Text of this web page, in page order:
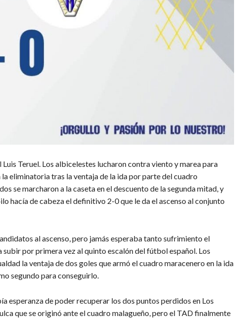
Teruel. Los albicelestes lucharon contra viento y marea para
eliminatoria tras la ventaja de la ida por parte del cuadro
se marcharon a la caseta en el descuento de la segunda mitad, y
hacía de cabeza el definitivo 2-0 que le da el ascenso al conjunto
al ascenso, pero jamás esperaba tanto sufrimiento el
por primera vez al quinto escalón del fútbol español. Los
la ventaja de dos goles que armó el cuadro maracenero en la ida
segundo para conseguirlo.
esperanza de poder recuperar los dos puntos perdidos en Los
que se originó ante el cuadro malagueño, pero el TAD finalmente